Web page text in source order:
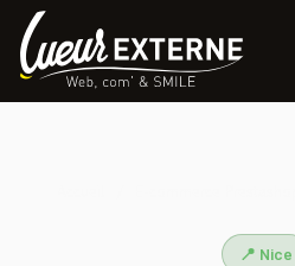
📍 Nice